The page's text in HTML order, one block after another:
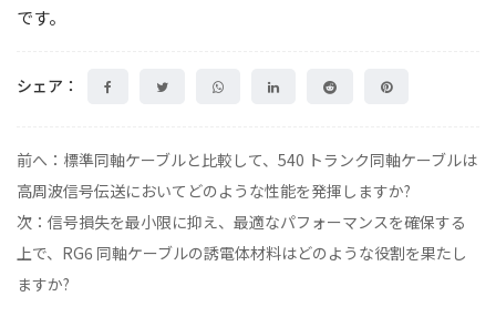
です。
シェア：
前へ：標準同軸ケーブルと比較して、540 トランク同軸ケーブルは
高周波信号伝送においてどのような性能を発揮しますか?
次：信号損失を最小限に抑え、最適なパフォーマンスを確保する
上で、RG6 同軸ケーブルの誘電体材料はどのような役割を果たし
ますか?